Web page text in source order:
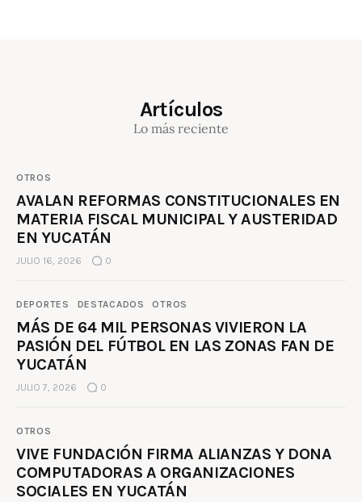
Artículos
Lo más reciente
OTROS
AVALAN REFORMAS CONSTITUCIONALES EN
MATERIA FISCAL MUNICIPAL Y AUSTERIDAD
EN YUCATÁN
JULIO 16, 2026 0
DEPORTES DESTACADOS OTROS
MÁS DE 64 MIL PERSONAS VIVIERON LA
PASIÓN DEL FÚTBOL EN LAS ZONAS FAN DE
YUCATÁN
JULIO 7, 2026 0
OTROS
VIVE FUNDACIÓN FIRMA ALIANZAS Y DONA
COMPUTADORAS A ORGANIZACIONES
SOCIALES EN YUCATÁN